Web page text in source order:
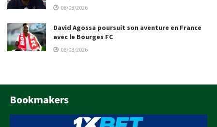
08/08/2026
David Agossa poursuit son aventure en France
avec le Bourges FC
08/08/2026
Bookmakers